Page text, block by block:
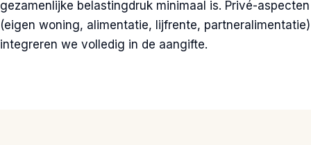
gezamenlijke belastingdruk minimaal is. Privé-aspecten
(eigen woning, alimentatie, lijfrente, partneralimentatie)
integreren we volledig in de aangifte.